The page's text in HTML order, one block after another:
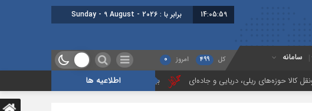
14:05:59 برابر با : Sunday - 9 August - 2026
سامانه کل 499 امروز 0
اطلاعیه ها دریایی و جاده‌ای بیستمین جلسه بخش فورواردری در انجمن ایران برگزار شد